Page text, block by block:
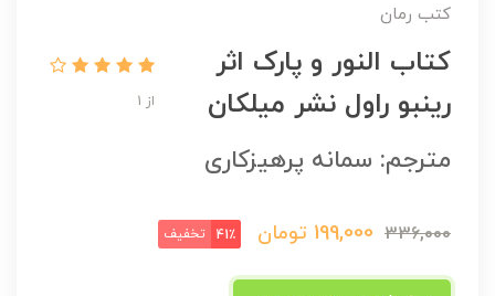
کتب رمان
کتاب النور و پارک اثر
رینبو راول نشر میلکان
از 1
مترجم: سمانه پرهیزکاری
336,000
199,000 تومان 41٪ تخفیف